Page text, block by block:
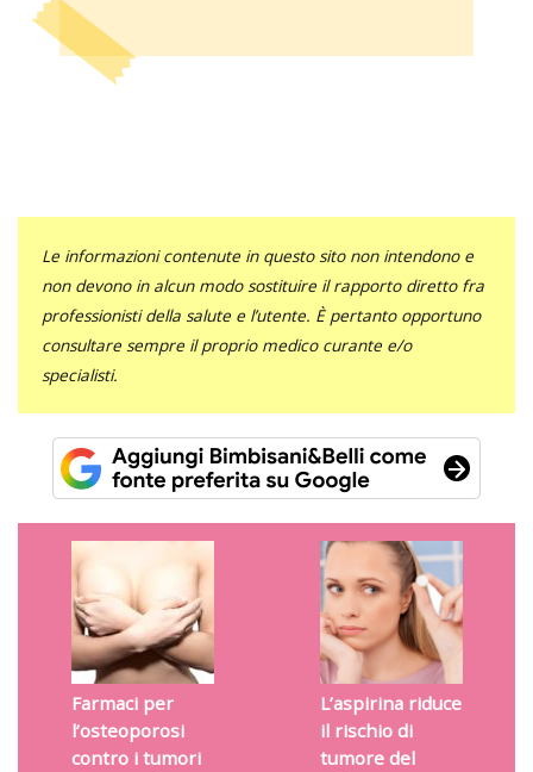
Le informazioni contenute in questo sito non intendono e
non devono in alcun modo sostituire il rapporto diretto fra
professionisti della salute e l’utente. È pertanto opportuno
consultare sempre il proprio medico curante e/o
specialisti.
Farmaci per
l’osteoporosi
contro i tumori
L’aspirina riduce
il rischio di
tumore del